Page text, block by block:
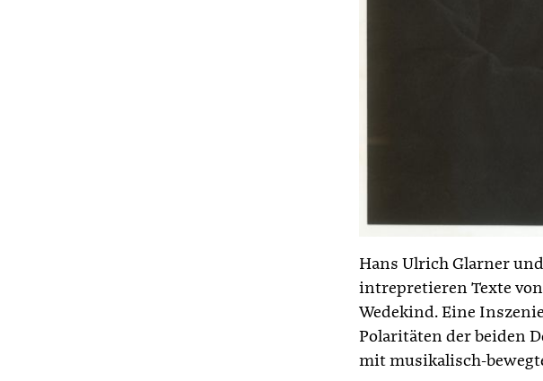
Hans Ulrich Glarner
intrepretieren Texte
Wedekind. Eine
Polaritäten der beiden
mit musikalisch-